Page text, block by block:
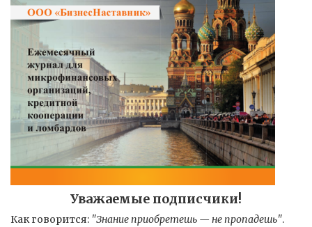
Уважаемые подписчики!
Как говорится: "Знание приобретешь — не пропадешь".